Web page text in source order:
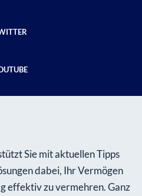
Sie mit aktuellen Tipps
dabei, Ihr Vermögen
effektiv zu vermehren. Ganz